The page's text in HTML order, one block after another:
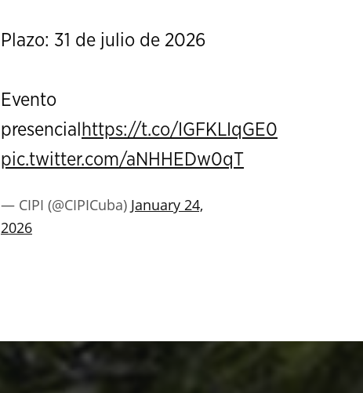
Plazo: 31 de julio de 2026
Evento
presencial https://t.co/IGFKLIqGE0
pic.twitter.com/aNHHEDw0qT
— CIPI (@CIPICuba) January 24,
2026